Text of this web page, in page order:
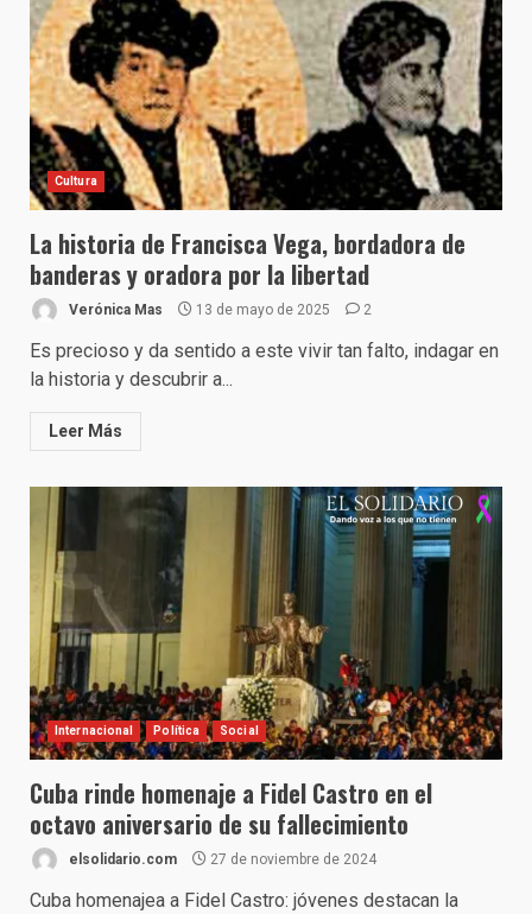
Cultura
La historia de Francisca Vega, bordadora de
banderas y oradora por la libertad
Verónica Mas 13 de mayo de 2025 2
Es precioso y da sentido a este vivir tan falto, indagar en
la historia y descubrir a...
Leer Más
Internacional Política Social
Cuba rinde homenaje a Fidel Castro en el
octavo aniversario de su fallecimiento
elsolidario.com 27 de noviembre de 2024
Cuba homenajea a Fidel Castro: jóvenes destacan la